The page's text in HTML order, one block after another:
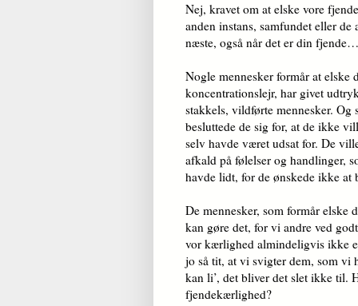
Nej, kravet om at elske vore
anden instans, samfundet eller
næste, også når det er din fjende…
Nogle mennesker formår at elske
koncentrationslejr, har givet
stakkels, vildførte mennesker.
besluttede de sig for, at de ikke
selv havde været udsat for. De
afkald på følelser og handlinger,
havde lidt, for de ønskede ikke at
De mennesker, som formår elske
kan gøre det, for vi andre ved
vor kærlighed almindeligvis ikke
jo så tit, at vi svigter dem, som vi
kan li’, det bliver det slet ikke til.
fjendekærlighed?